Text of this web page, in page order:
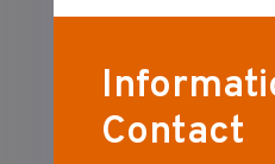
Contact